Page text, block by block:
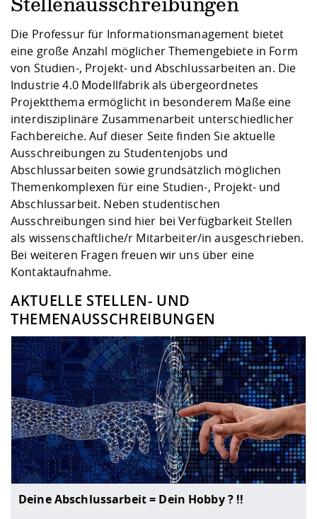
Vorbereitung
Checkliste zum
Studien- und
und Physik
Digitales Lernen
Fremdsprachen
Studieren in
Lebenslagen
Studentenwerk
Angebote der
Arbeit
Career Service
Lehren,
Weiterbilden im
Formulare und
Internationale
Formulare und
FIS -
Prototyping und
Gründung und
Kooperationen
Kontakt &
Klimaschutz &
Förderverein
Gremien und
Informatik/
Landbau/
Maschinenbau
Angebote für Unternehmen
Kontakt und Anfahrt
Qualitätssicherung
Stellenausschreibungen
Die Professur für Informationsmanagement bietet
eine große Anzahl möglicher Themengebiete in Form
von Studien-, Projekt- und Abschlussarbeiten an. Die
Industrie 4.0 Modellfabrik als übergeordnetes
Projektthema ermöglicht in besonderem Maße eine
interdisziplinäre Zusammenarbeit unterschiedlicher
Fachbereiche. Auf dieser Seite finden Sie aktuelle
Ausschreibungen zu Studentenjobs und
Abschlussarbeiten sowie grundsätzlich möglichen
Themenkomplexen für eine Studien-, Projekt- und
Abschlussarbeit. Neben studentischen
Ausschreibungen sind hier bei Verfügbarkeit Stellen
als wissenschaftliche/r Mitarbeiter/in ausgeschrieben.
Bei weiteren Fragen freuen wir uns über eine
Kontaktaufnahme.
AKTUELLE STELLEN- UND
THEMENAUSSCHREIBUNGEN
Deine Abschlussarbeit = Dein Hobby ? !!